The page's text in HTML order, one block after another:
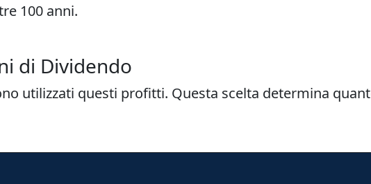
100 anni.
di Dividendo
utilizzati questi profitti. Questa scelta determina